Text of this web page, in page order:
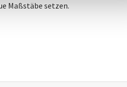
Maßstäbe setzen.